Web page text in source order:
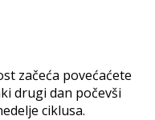
začeća povećaćete
drugi dan počevši
ciklusa.